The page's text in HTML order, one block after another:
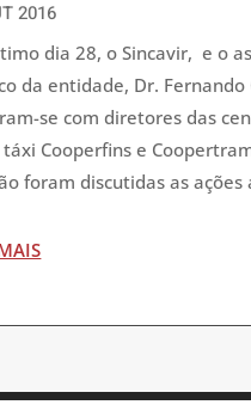
2016
dia 28, o Sincavir, e o
da entidade, Dr. Fernando
se com diretores das
Cooperfins e
foram discutidas as ações